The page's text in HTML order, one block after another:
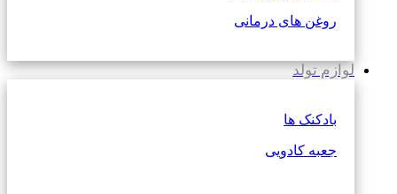
روغن های درمانی
لوازم تولد
بادکنک ها
جعبه کادویی